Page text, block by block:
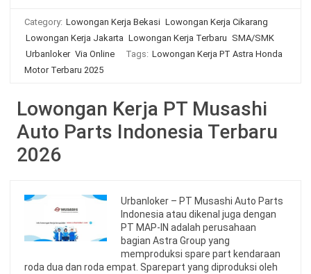
Category: Lowongan Kerja Bekasi Lowongan Kerja Cikarang
Lowongan Kerja Jakarta Lowongan Kerja Terbaru SMA/SMK
Urbanloker Via Online Tags: Lowongan Kerja PT Astra Honda
Motor Terbaru 2025
Lowongan Kerja PT Musashi
Auto Parts Indonesia Terbaru
2026
Urbanloker – PT Musashi Auto Parts
Indonesia atau dikenal juga dengan
PT MAP-IN adalah perusahaan
bagian Astra Group yang
memproduksi spare part kendaraan
roda dua dan roda empat. Sparepart yang diproduksi oleh